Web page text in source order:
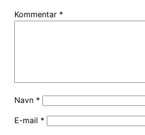
Kommentar *
Navn *
E-mail *